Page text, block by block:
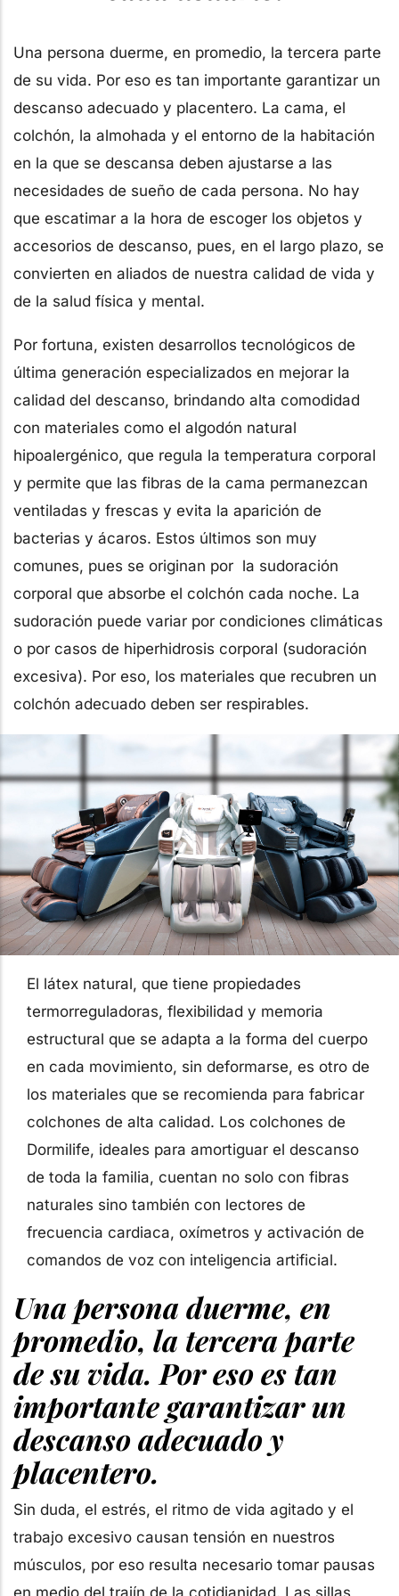
Una persona duerme, en promedio, la tercera parte
de su vida. Por eso es tan importante garantizar un
descanso adecuado y placentero. La cama, el
colchón, la almohada y el entorno de la habitación
en la que se descansa deben ajustarse a las
necesidades de sueño de cada persona. No hay
que escatimar a la hora de escoger los objetos y
accesorios de descanso, pues, en el largo plazo, se
convierten en aliados de nuestra calidad de vida y
de la salud física y mental.
Por fortuna, existen desarrollos tecnológicos de
última generación especializados en mejorar la
calidad del descanso, brindando alta comodidad
con materiales como el algodón natural
hipoalergénico, que regula la temperatura corporal
y permite que las fibras de la cama permanezcan
ventiladas y frescas y evita la aparición de
bacterias y ácaros. Estos últimos son muy
comunes, pues se originan por la sudoración
corporal que absorbe el colchón cada noche. La
sudoración puede variar por condiciones climáticas
o por casos de hiperhidrosis corporal (sudoración
excesiva). Por eso, los materiales que recubren un
colchón adecuado deben ser respirables.
El látex natural, que tiene propiedades
termorreguladoras, flexibilidad y memoria
estructural que se adapta a la forma del cuerpo
en cada movimiento, sin deformarse, es otro de
los materiales que se recomienda para fabricar
colchones de alta calidad. Los colchones de
Dormilife, ideales para amortiguar el descanso
de toda la familia, cuentan no solo con fibras
naturales sino también con lectores de
frecuencia cardiaca, oxímetros y activación de
comandos de voz con inteligencia artificial.
Una persona duerme, en
promedio, la tercera parte
de su vida. Por eso es tan
importante garantizar un
descanso adecuado y
placentero.
Sin duda, el estrés, el ritmo de vida agitado y el
trabajo excesivo causan tensión en nuestros
músculos, por eso resulta necesario tomar pausas